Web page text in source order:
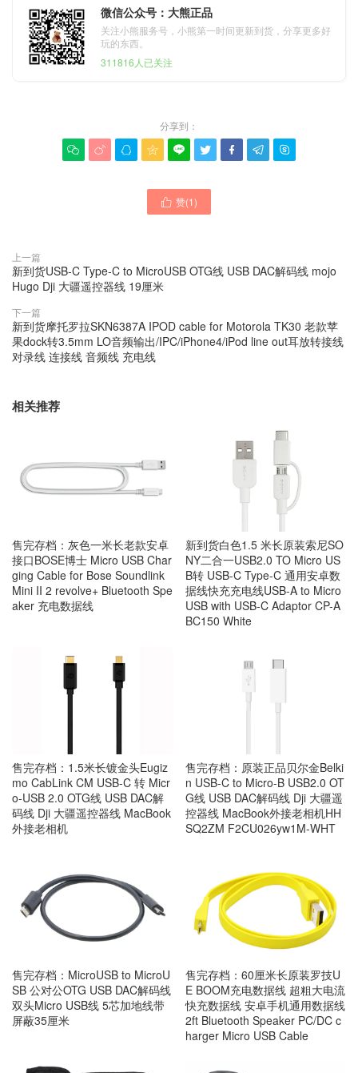
微信公众号：大熊正品
关注小熊服务号，小熊第一时间更新到货，分享更多好
玩的东西。
311816人已关注
分享到：
        
 赞(1)
上一篇
新到货USB-C Type-C to MicroUSB OTG线 USB DAC解码线 mojo
Hugo Dji 大疆遥控器线 19厘米
下一篇
新到货摩托罗拉SKN6387A IPOD cable for Motorola TK30 老款苹
果dock转3.5mm LO音频输出/IPC/iPhone4/iPod line out耳放转接线
对录线 连接线 音频线 充电线
相关推荐
售完存档：灰色一米长老款安卓
接口BOSE博士 Micro USB Char
ging Cable for Bose Soundlink
Mini II 2 revolve+ Bluetooth Spe
aker 充电数据线
新到货白色1.5 米长原装索尼SO
NY二合一USB2.0 TO Micro US
B转 USB-C Type-C 通用安卓数
据线快充充电线USB-A to Micro
USB with USB-C Adaptor CP-A
BC150 White
售完存档：1.5米长镀金头Eugiz
mo CabLink CM USB-C 转 Micr
o-USB 2.0 OTG线 USB DAC解
码线 Dji 大疆遥控器线 MacBook
外接老相机
售完存档：原装正品贝尔金Belki
n USB-C to Micro-B USB2.0 OT
G线 USB DAC解码线 Dji 大疆遥
控器线 MacBook外接老相机HH
SQ2ZM F2CU026yw1M-WHT
售完存档：MicroUSB to MicroU
SB 公对公OTG USB DAC解码线
双头Micro USB线 5芯加地线带
屏蔽35厘米
售完存档：60厘米长原装罗技U
E BOOM充电数据线 超粗大电流
快充数据线 安卓手机通用数据线
2ft Bluetooth Speaker PC/DC c
harger Micro USB Cable